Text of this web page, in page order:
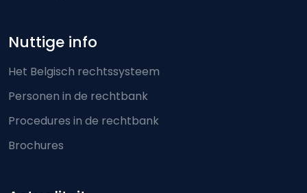
Nuttige info
Het Belgisch rechtssysteem
Personen in de rechtbank
Procedures in de rechtbank
Brochures